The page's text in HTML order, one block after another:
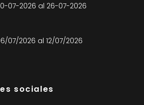
07-2026 al 26-07-2026
07/2026 al 12/07/2026
sociales